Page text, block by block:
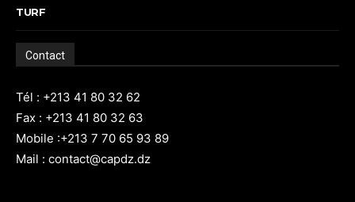
TURF
Contact
Tél : +213 41 80 32 62
Fax : +213 41 80 32 63
Mobile :+213 7 70 65 93 89
Mail : contact@capdz.dz